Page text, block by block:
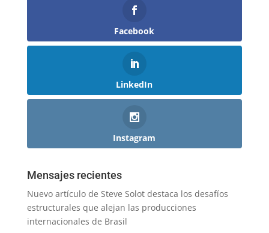
Facebook
LinkedIn
Instagram
Mensajes recientes
Nuevo artículo de Steve Solot destaca los desafíos
estructurales que alejan las producciones
internacionales de Brasil